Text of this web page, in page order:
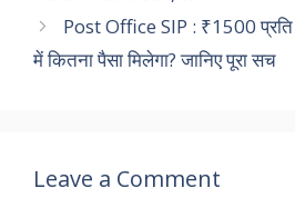
Post Office SIP : ₹1500
में कितना पैसा मिलेगा? जानिए पूरा सच
Leave a Comment